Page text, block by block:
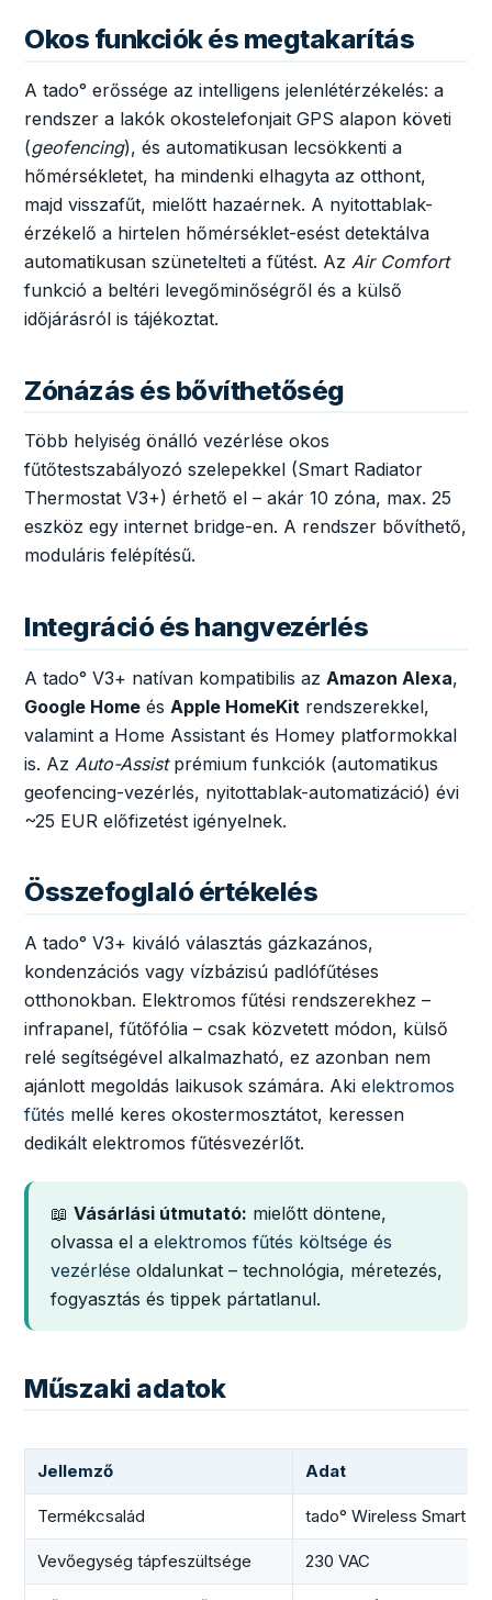
Okos funkciók és megtakarítás
A tado° erőssége az intelligens jelenlétérzékelés: a
rendszer a lakók okostelefonjait GPS alapon követi
(geofencing), és automatikusan lecsökkenti a
hőmérsékletet, ha mindenki elhagyta az otthont,
majd visszafűt, mielőtt hazaérnek. A nyitottablak-
érzékelő a hirtelen hőmérséklet-esést detektálva
automatikusan szünetelteti a fűtést. Az Air Comfort
funkció a beltéri levegőminőségről és a külső
időjárásról is tájékoztat.
Zónázás és bővíthetőség
Több helyiség önálló vezérlése okos
fűtőtestszabályozó szelepekkel (Smart Radiator
Thermostat V3+) érhető el – akár 10 zóna, max. 25
eszköz egy internet bridge-en. A rendszer bővíthető,
moduláris felépítésű.
Integráció és hangvezérlés
A tado° V3+ natívan kompatibilis az Amazon Alexa,
Google Home és Apple HomeKit rendszerekkel,
valamint a Home Assistant és Homey platformokkal
is. Az Auto-Assistprémium funkciók (automatikus
geofencing-vezérlés, nyitottablak-automatizáció) évi
~25 EUR előfizetést igényelnek.
Összefoglaló értékelés
A tado° V3+ kiváló választás gázkazános,
kondenzációs vagy vízbázisú padlófűtéses
otthonokban. Elektromos fűtési rendszerekhez –
infrapanel, fűtőfólia – csak közvetett módon, külső
relé segítségével alkalmazható, ez azonban nem
ajánlott megoldás laikusok számára. Aki elektromos
fűtés mellé keres okostermosztátot, keressen
dedikált elektromos fűtésvezérlőt.
📖 Vásárlási útmutató: mielőtt döntene,
olvassa el a elektromos fűtés költsége és
vezérlése oldalunkat – technológia, méretezés,
fogyasztás és tippek pártatlanul.
Műszaki adatok
Jellemző Adat
Termékcsalád tado° Wireless Smart
Vevőegység tápfeszültsége 230 VAC